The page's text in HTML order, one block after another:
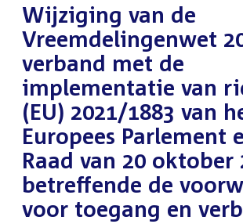
:Wijziging van de
Vreemdelingenwet
verband met de
implementatie van
(EU) 2021/1883 van
Europees Parlement
Raad van 20 oktober
betreffende de
voor toegang en